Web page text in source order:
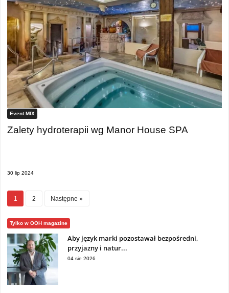
Event MIX
Zalety hydroterapii wg Manor House SPA
30 lip 2024
1 2 Następne »
Tylko w OOH magazine
Aby język marki pozostawał bezpośredni,
przyjazny i natur...
04 sie 2026